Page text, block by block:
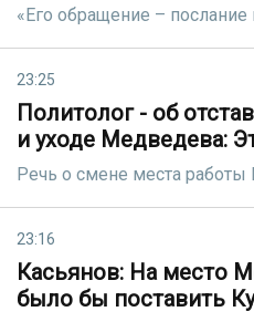
«Его обращение –
23:25
Политолог - об
и уходе Медведева:
Речь о смене места
23:16
Касьянов: На место
было бы поставить